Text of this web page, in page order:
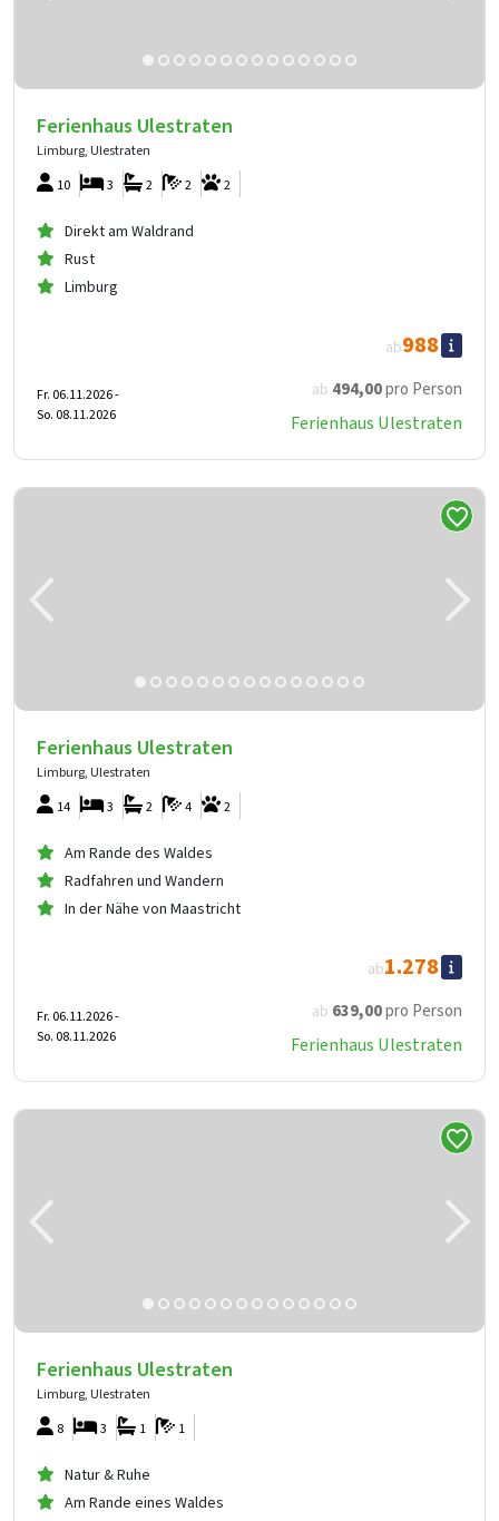
Ferienhaus Ulestraten
Limburg, Ulestraten
10
2
2
2
3
Direkt am Waldrand
Rust
Limburg
ab 494,00pro Person
ab988
Fr. 06.11.2026 -
So. 08.11.2026
Ferienhaus Ulestraten
Ferienhaus Ulestraten
Limburg, Ulestraten
14
2
4
2
3
Am Rande des Waldes
Radfahren und Wandern
In der Nähe von Maastricht
ab 639,00pro Person
ab1.278
Fr. 06.11.2026 -
So. 08.11.2026
Ferienhaus Ulestraten
Ferienhaus Ulestraten
Limburg, Ulestraten
8
1
1
3
Natur & Ruhe
Am Rande eines Waldes